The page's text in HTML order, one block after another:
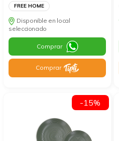
FREE HOME
Disponible en local
seleccionado
Comprar
Comprar
-15%